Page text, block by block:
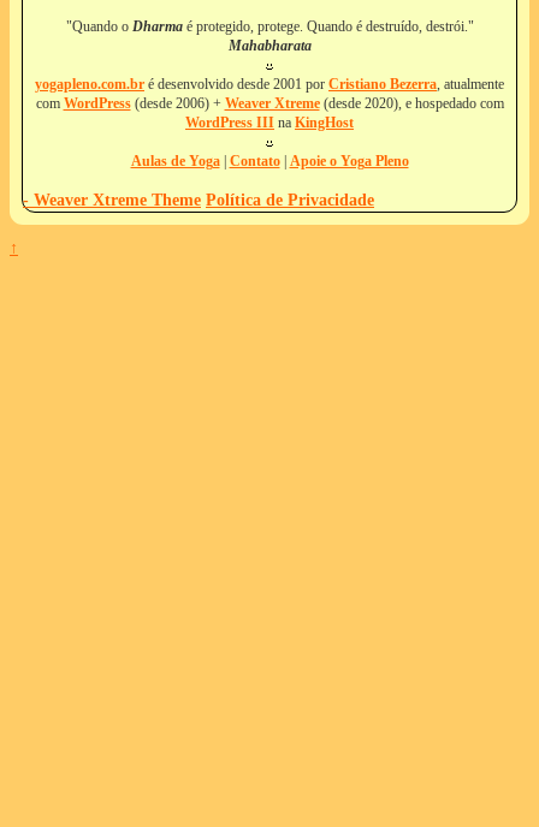
"Quando o Dharmaé protegido, protege. Quando é destruído, destrói."
Mahabharata
yogapleno.com.br é desenvolvido desde 2001 por Cristiano Bezerra , atualmente
com WordPress(desde 2006) + Weaver Xtreme(desde 2020), e hospedado com
WordPress III na KingHost
Aulas de Yoga| Contato| Apoie o Yoga Pleno
- Weaver Xtreme Theme Política de Privacidade
↑